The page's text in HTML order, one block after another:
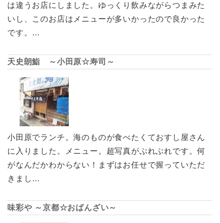
は違うお店にしました。ゆっくり飲みながらつまみた
いし、このお店はメニューが多いかったので良かった
です。…
天史朗鮨 ～小田原☆寿司～
小田原でランチ。海のものが食べたくておすし屋さん
に入りました。メニュー。超写真がぶれぶれです。何
がなんだかわからない！まずはお任せで握っていただ
きまし…
味彩や ～京都☆おばんざい～